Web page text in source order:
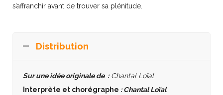
s’affranchir avant de trouver sa plénitude.
Distribution
Sur une idée originale de :Chantal Loïal
Interprète et chorégraphe : Chantal Loïal